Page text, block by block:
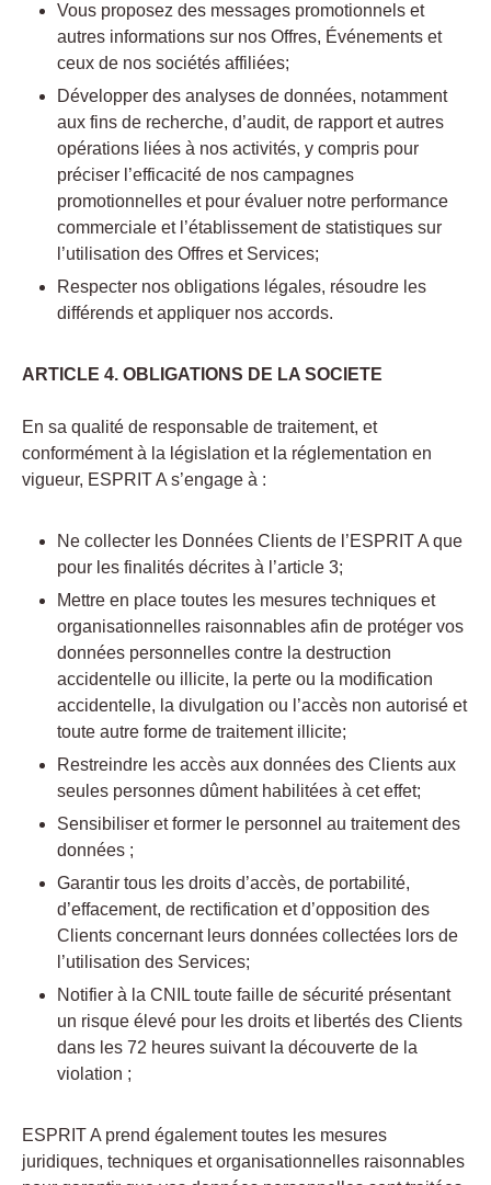
Vous proposez des messages promotionnels et
autres informations sur nos Offres, Événements et
ceux de nos sociétés affiliées;
Développer des analyses de données, notamment
aux fins de recherche, d’audit, de rapport et autres
opérations liées à nos activités, y compris pour
préciser l’efficacité de nos campagnes
promotionnelles et pour évaluer notre performance
commerciale et l’établissement de statistiques sur
l’utilisation des Offres et Services;
Respecter nos obligations légales, résoudre les
différends et appliquer nos accords.
ARTICLE 4. OBLIGATIONS DE LA SOCIETE
En sa qualité de responsable de traitement, et
conformément à la législation et la réglementation en
vigueur, ESPRIT A s’engage à :
Ne collecter les Données Clients de l’ESPRIT A que
pour les finalités décrites à l’article 3;
Mettre en place toutes les mesures techniques et
organisationnelles raisonnables afin de protéger vos
données personnelles contre la destruction
accidentelle ou illicite, la perte ou la modification
accidentelle, la divulgation ou l’accès non autorisé et
toute autre forme de traitement illicite;
Restreindre les accès aux données des Clients aux
seules personnes dûment habilitées à cet effet;
Sensibiliser et former le personnel au traitement des
données ;
Garantir tous les droits d’accès, de portabilité,
d’effacement, de rectification et d’opposition des
Clients concernant leurs données collectées lors de
l’utilisation des Services;
Notifier à la CNIL toute faille de sécurité présentant
un risque élevé pour les droits et libertés des Clients
dans les 72 heures suivant la découverte de la
violation ;
ESPRIT A prend également toutes les mesures
juridiques, techniques et organisationnelles raisonnables